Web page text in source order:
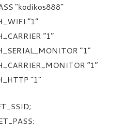
“kodikos888”
“1”
“1”
“1”
“1”
“1”